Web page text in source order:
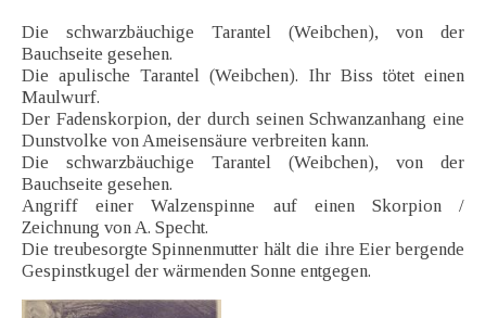
Die schwarzbäuchige Tarantel (Weibchen), von der
Bauchseite gesehen.
Die apulische Tarantel (Weibchen). Ihr Biss tötet einen
Maulwurf.
Der Fadenskorpion, der durch seinen Schwanzanhang eine
Dunstvolke von Ameisensäure verbreiten kann.
Die schwarzbäuchige Tarantel (Weibchen), von der
Bauchseite gesehen.
Angriff einer Walzenspinne auf einen Skorpion /
Zeichnung von A. Specht.
Die treubesorgte Spinnenmutter hält die ihre Eier bergende
Gespinstkugel der wärmenden Sonne entgegen.